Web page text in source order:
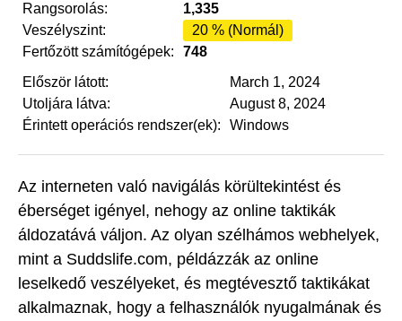
Rangsorolás:
1,335
Veszélyszint:
20 % (Normál)
Fertőzött számítógépek:
748
Először látott:
March 1, 2024
Utoljára látva:
August 8, 2024
Érintett operációs rendszer(ek):
Windows
Az interneten való navigálás körültekintést és
éberséget igényel, nehogy az online taktikák
áldozatává váljon. Az olyan szélhámos webhelyek,
mint a Suddslife.com, példázzák az online
leselkedő veszélyeket, és megtévesztő taktikákat
alkalmaznak, hogy a felhasználók nyugalmának és